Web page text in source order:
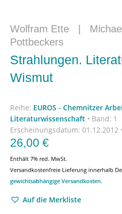
Wolfram Ette
Pottbeckers
Strahlungen.
Wismut
Reihe: EUROS - Chemnitzer
Literaturwissenschaft • Band: 1
Erscheinungsdatum: 01.12.2012
26,00 €
Enthält 7% red. MwSt.
Versandkostenfreie Lieferung innerhalb
gewichtsabhängige Versandkosten.
Auf die Merkliste